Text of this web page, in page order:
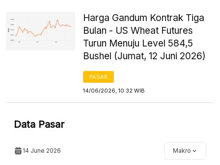
Harga Gandum Kontrak Tiga
Bulan - US Wheat Futures
Turun Menuju Level 584,5
Bushel (Jumat, 12 Juni 2026)
PASAR
14/06/2026, 10:32 WIB
Data Pasar
14 June 2026 Makro